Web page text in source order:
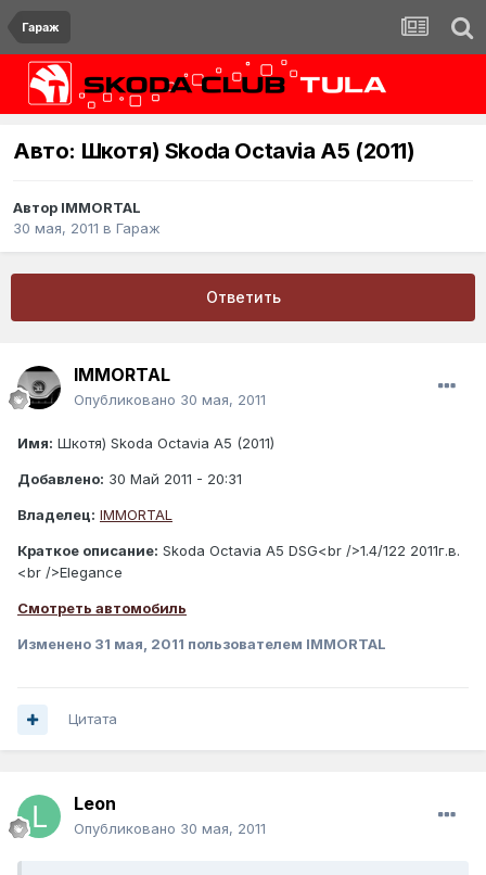
Гараж
Авто: Шкотя) Skoda Octavia A5 (2011)
Автор IMMORTAL
30 мая, 2011 в Гараж
Ответить
IMMORTAL
Опубликовано 30 мая, 2011
Имя: Шкотя) Skoda Octavia A5 (2011)
Добавлено: 30 Май 2011 - 20:31
Владелец: IMMORTAL
Краткое описание: Skoda Octavia A5 DSG<br />1.4/122 2011г.в.
<br />Elegance
Смотреть автомобиль
Изменено 31 мая, 2011 пользователем IMMORTAL
Цитата
Leon
Опубликовано 30 мая, 2011